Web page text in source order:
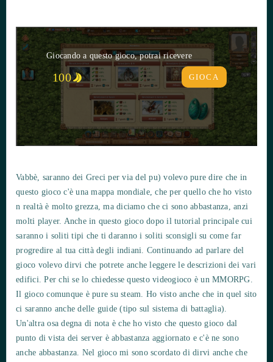
Giocando a questo gioco, potrai ricevere
100 GIOCA
Vabbè, saranno dei Greci per via del pu) volevo pure dire che in
questo gioco c'è una mappa mondiale, che per quello che ho visto
n realtà è molto grezza, ma diciamo che ci sono abbastanza, anzi
molti player. Anche in questo gioco dopo il tutorial principale cui
saranno i soliti tipi che ti daranno i soliti sconsigli su come far
progredire al tua città degli indiani. Continuando ad parlare del
gioco volevo dirvi che potrete anche leggere le descrizioni dei vari
edifici. Per chi se lo chiedesse questo videogioco è un MMORPG.
Il gioco comunque è pure su steam. Ho visto anche che in quel sito
ci saranno anche delle guide (tipo sul sistema di battaglia).
Un'altra osa degna di nota è che ho visto che questo gioco dal
punto di vista dei server è abbastanza aggiornato e c'è ne sono
anche abbastanza. Nel gioco mi sono scordato di dirvi anche che